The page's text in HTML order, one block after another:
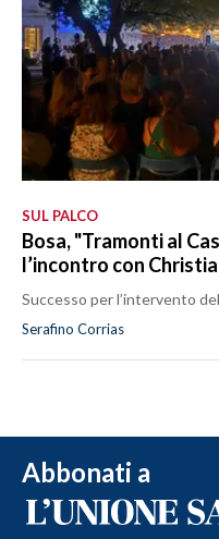
SUL PALCO
Bosa, "Tramonti al
l’incontro con
Successo per l’intervento
Serafino Corrias
Abbonati a